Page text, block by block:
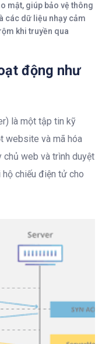
mật, giúp bảo vệ thông
các dữ liệu nhạy cảm
khi truyền qua
động như
là một tập tin kỹ
website và mã hóa
web và trình duyệt
chiếu điện tử cho